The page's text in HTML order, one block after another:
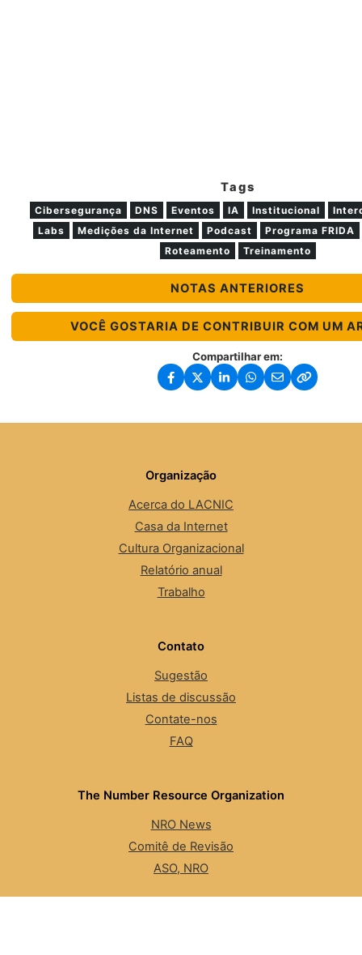
Tags
Cibersegurança DNS Eventos IA Institucional
Labs
Medições da Internet Podcast
Programa FRIDA
Roteamento
Treinamento
NOTAS ANTERIORES
VOCÊ GOSTARIA DE CONTRIBUIR COM UM
Compartilhar em:
Organização
Acerca do LACNIC
Casa da Internet
Cultura Organizacional
Relatório anual
Trabalho
Contato
Sugestão
Listas de discussão
Contate-nos
FAQ
The Number Resource Organization
NRO News
Comitê de Revisão
ASO, NRO